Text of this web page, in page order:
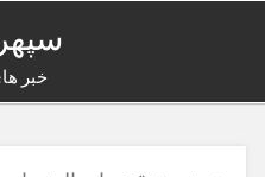
خبر